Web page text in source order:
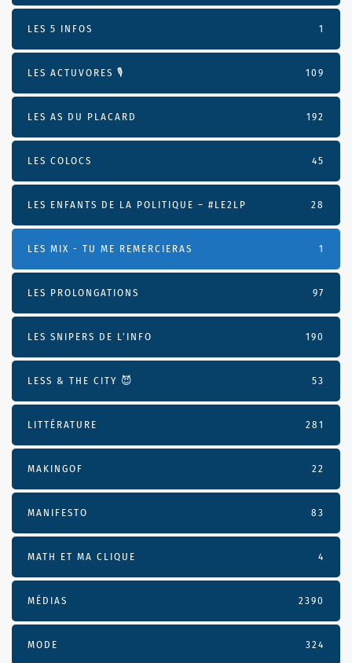
LES 5 INFOS 1
LES ACTUVORES 🎙 109
LES AS DU PLACARD 192
LES COLOCS 45
LES ENFANTS DE LA POLITIQUE – #LE2LP 28
LES MIX - TU ME REMERCIERAS 1
LES PROLONGATIONS 97
LES SNIPERS DE L’INFO 190
LESS & THE CITY 😈 53
LITTÉRATURE 281
MAKINGOF 22
MANIFESTO 83
MATH ET MA CLIQUE 4
MÉDIAS 2390
MODE 324